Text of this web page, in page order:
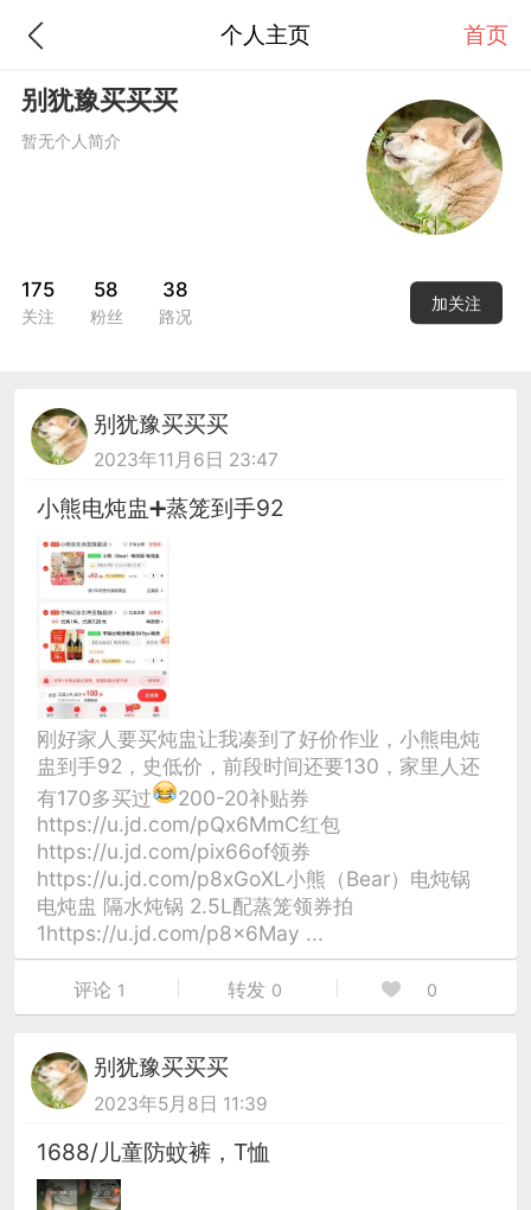
个人主页 首页
别犹豫买买买
暂无个人简介
175
关注
58
粉丝
38
路况
加关注
别犹豫买买买
2023年11月6日 23:47
小熊电炖盅➕蒸笼到手92
刚好家人要买炖盅让我凑到了好价作业，小熊电炖
盅到手92，史低价，前段时间还要130，家里人还
有170多买过
200-20补贴券
https://u.jd.com/pQx6MmC红包
https://u.jd.com/pix66of领券
https://u.jd.com/p8xGoXL小熊（Bear）电炖锅
电炖盅 隔水炖锅 2.5L配蒸笼领券拍
1https://u.jd.com/p8x6May ...
评论 1 转发 0 0
别犹豫买买买
2023年5月8日 11:39
1688/儿童防蚊裤，T恤